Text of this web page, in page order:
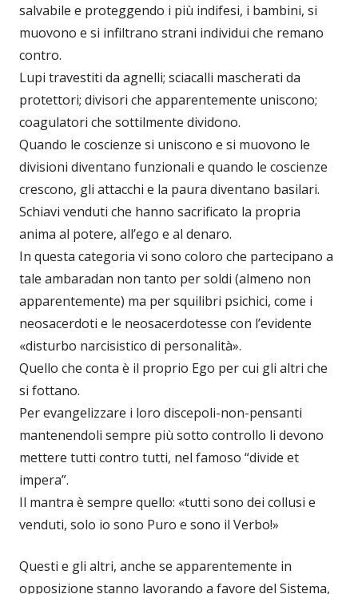
salvabile e proteggendo i più indifesi, i bambini, si
muovono e si infiltrano strani individui che remano
contro.
Lupi travestiti da agnelli; sciacalli mascherati da
protettori; divisori che apparentemente uniscono;
coagulatori che sottilmente dividono.
Quando le coscienze si uniscono e si muovono le
divisioni diventano funzionali e quando le coscienze
crescono, gli attacchi e la paura diventano basilari.
Schiavi venduti che hanno sacrificato la propria
anima al potere, all’ego e al denaro.
In questa categoria vi sono coloro che partecipano a
tale ambaradan non tanto per soldi (almeno non
apparentemente) ma per squilibri psichici, come i
neosacerdoti e le neosacerdotesse con l’evidente
«disturbo narcisistico di personalità».
Quello che conta è il proprio Ego per cui gli altri che
si fottano.
Per evangelizzare i loro discepoli-non-pensanti
mantenendoli sempre più sotto controllo li devono
mettere tutti contro tutti, nel famoso “divide et
impera”.
Il mantra è sempre quello: «tutti sono dei collusi e
venduti, solo io sono Puro e sono il Verbo!»
Questi e gli altri, anche se apparentemente in
opposizione stanno lavorando a favore del Sistema,